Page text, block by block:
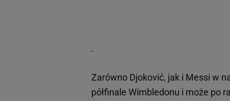
Zarówno Djoković, jak i Messi w
półfinale Wimbledonu i może po